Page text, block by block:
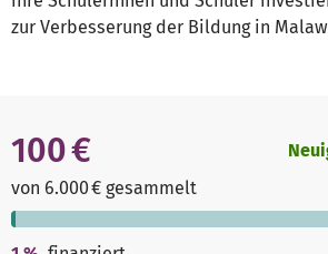
zur Verbesserung der Bildung in
100 €
von 6.000 € gesammelt